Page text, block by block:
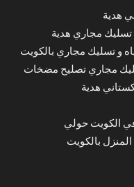
هدية
مجاري هدية
تسليك مجاري بالكويت
مجاري تصليح مضخات
هدية
الكويت حولي
بالكويت